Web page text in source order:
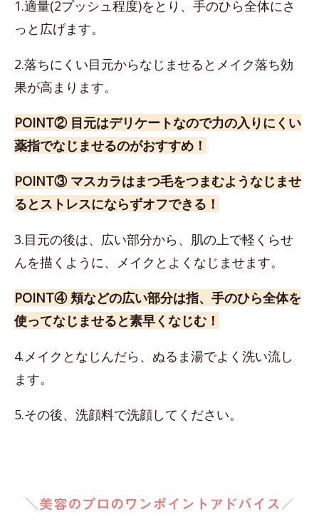
1.適量(2プッシュ程度)をとり、手のひら全体にさ
っと広げます。
2.落ちにくい目元からなじませるとメイク落ち効
果が高まります。
POINT② 目元はデリケートなので力の入りにくい
薬指でなじませるのがおすすめ！
POINT③ マスカラはまつ毛をつまむようなじませ
るとストレスにならずオフできる！
3.目元の後は、広い部分から、肌の上で軽くらせ
んを描くように、メイクとよくなじませます。
POINT④ 頬などの広い部分は指、手のひら全体を
使ってなじませると素早くなじむ！
4.メイクとなじんだら、ぬるま湯でよく洗い流し
ます。
5.その後、洗顔料で洗顔してください。